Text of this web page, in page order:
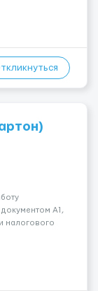
A1,
налогового
доступом к